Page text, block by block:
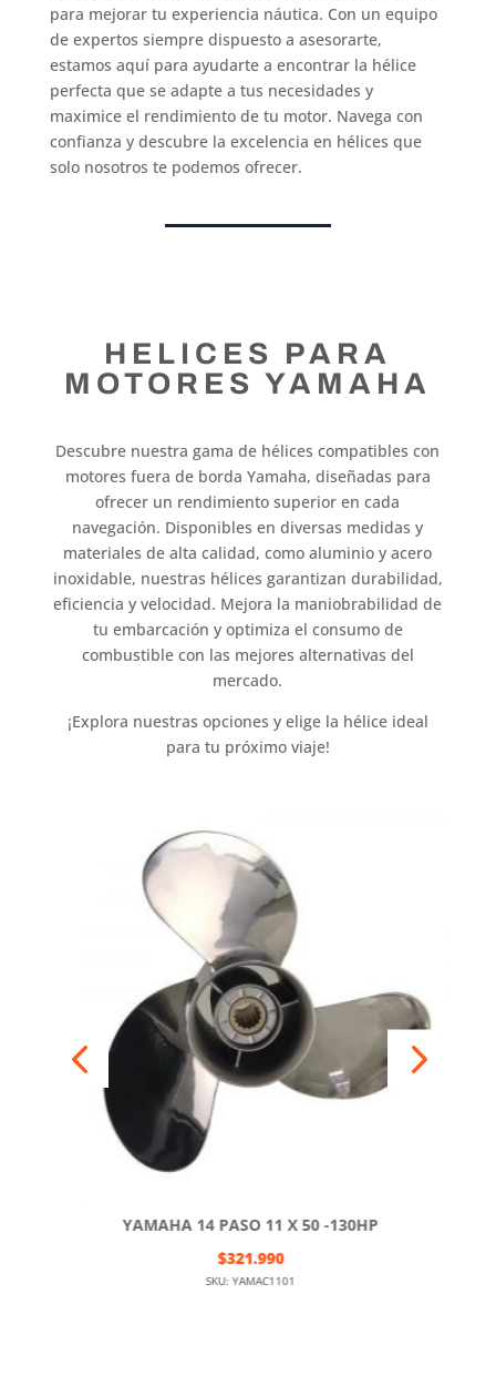
para mejorar tu experiencia náutica. Con un equipo
de expertos siempre dispuesto a asesorarte,
estamos aquí para ayudarte a encontrar la hélice
perfecta que se adapte a tus necesidades y
maximice el rendimiento de tu motor. Navega con
confianza y descubre la excelencia en hélices que
solo nosotros te podemos ofrecer.
HELICES PARA
MOTORES YAMAHA
Descubre nuestra gama de hélices compatibles con
motores fuera de borda Yamaha, diseñadas para
ofrecer un rendimiento superior en cada
navegación. Disponibles en diversas medidas y
materiales de alta calidad, como aluminio y acero
inoxidable, nuestras hélices garantizan durabilidad,
eficiencia y velocidad. Mejora la maniobrabilidad de
tu embarcación y optimiza el consumo de
combustible con las mejores alternativas del
mercado.
¡Explora nuestras opciones y elige la hélice ideal
para tu próximo viaje!
14 PASO 11 X 50 -130HP